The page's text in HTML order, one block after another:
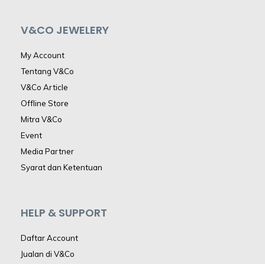
V&CO JEWELERY
My Account
Tentang V&Co
V&Co Article
Offline Store
Mitra V&Co
Event
Media Partner
Syarat dan Ketentuan
HELP & SUPPORT
Daftar Account
Jualan di V&Co